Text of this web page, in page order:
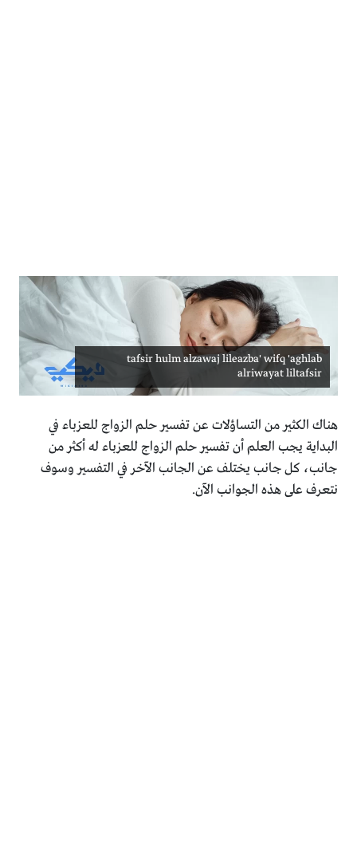
tafsir hulm alzawaj lileazba' wifq 'aghlab
alriwayat liltafsir
هناك الكثير من التساؤلات عن تفسير حلم الزواج للعزباء في
البداية يجب العلم أن تفسير حلم الزواج للعزباء له أكثر من
جانب، كل جانب يختلف عن الجانب الآخر في التفسير وسوف
نتعرف على هذه الجوانب الآن.